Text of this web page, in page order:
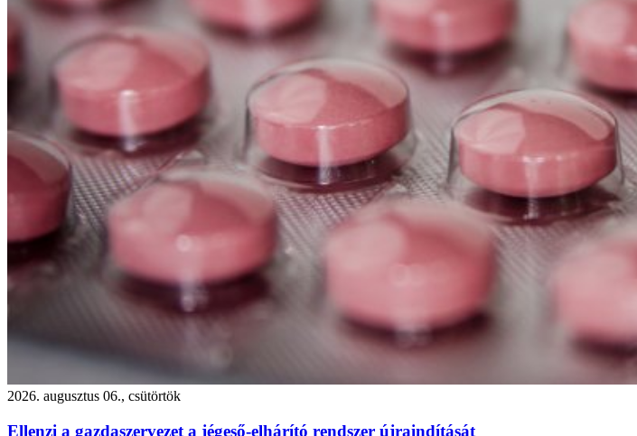
2026. augusztus 06., csütörtök
Ellenzi a gazdaszervezet a jégeső-elhárító rendszer újraindítását